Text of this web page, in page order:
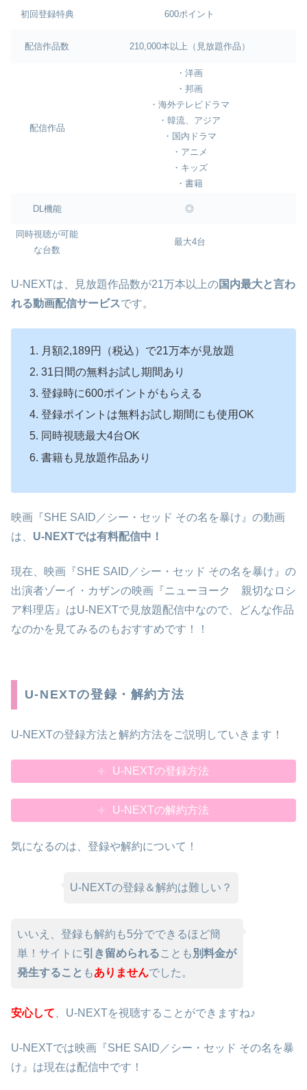
初回登録特典 600ポイント
配信作品数 210,000本以上（見放題作品）
配信作品
・洋画
・邦画
・海外テレビドラマ
・韓流、アジア
・国内ドラマ
・アニメ
・キッズ
・書籍
DL機能 ◎
同時視聴が可能
な台数
最大4台
U-NEXTは、見放題作品数が21万本以上の国内最大と言わ
れる動画配信サービスです。
月額2,189円（税込）で21万本が見放題
31日間の無料お試し期間あり
登録時に600ポイントがもらえる
登録ポイントは無料お試し期間にも使用OK
同時視聴最大4台OK
書籍も見放題作品あり
映画『SHE SAID／シー・セッド その名を暴け』の動画
は、 U-NEXTでは有料配信中！
現在、映画『SHE SAID／シー・セッド その名を暴け』の
出演者ゾーイ・カザンの映画『ニューヨーク 親切なロシ
ア料理店』はU-NEXTで見放題配信中なので、どんな作品
なのかを見てみるのもおすすめです！！
U-NEXTの登録・解約方法
U-NEXTの登録方法と解約方法をご説明していきます！
U-NEXTの登録方法
U-NEXTの解約方法
気になるのは、登録や解約について！
U-NEXTの登録＆解約は難しい？
いいえ、登録も解約も5分でできるほど簡
単！サイトに引き留められることも 別料金が
発生すること もありませんでした。
安心して 、U-NEXTを視聴することができますね♪
U-NEXTでは映画『SHE SAID／シー・セッド その名を暴
け』は現在は配信中です！